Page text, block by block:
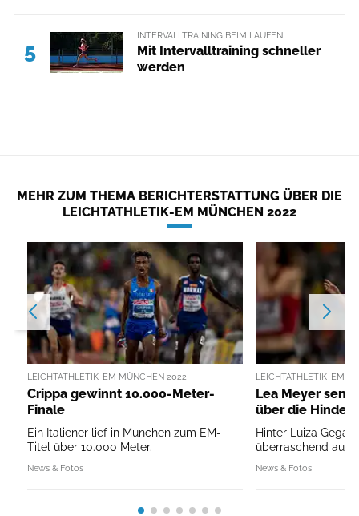
5
INTERVALLTRAINING BEIM LAUFEN
Mit Intervalltraining schneller
werden
MEHR ZUM THEMA BERICHTERSTATTUNG ÜBER DIE
LEICHTATHLETIK-EM MÜNCHEN 2022
LEICHTATHLETIK-EM MÜNCHEN 2022
Crippa gewinnt 10.000-Meter-
Finale
Ein Italiener lief in München zum EM-
Titel über 10.000 Meter.
News & Fotos
LEICHTATHLETIK-EM
Lea Meyer
über die
Hinter Luiza Gega
überraschend auf
News & Fotos